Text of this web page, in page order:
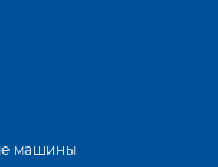
машины